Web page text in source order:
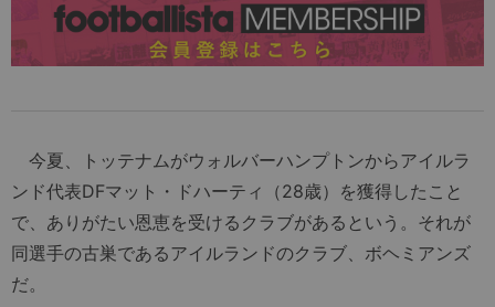
今夏、トッテナムがウォルバーハンプトンからアイルラ
ンド代表DFマット・ドハーティ（28歳）を獲得したこと
で、ありがたい恩恵を受けるクラブがあるという。それが
同選手の古巣であるアイルランドのクラブ、ボヘミアンズ
だ。